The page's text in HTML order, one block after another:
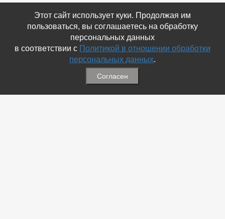
Этот сайт использует куки. Продолжая им
пользоваться, вы соглашаетесь на обработку
персональных данных
в соответствии с Политикой в отношении обработки
персональных данных.
Согласен